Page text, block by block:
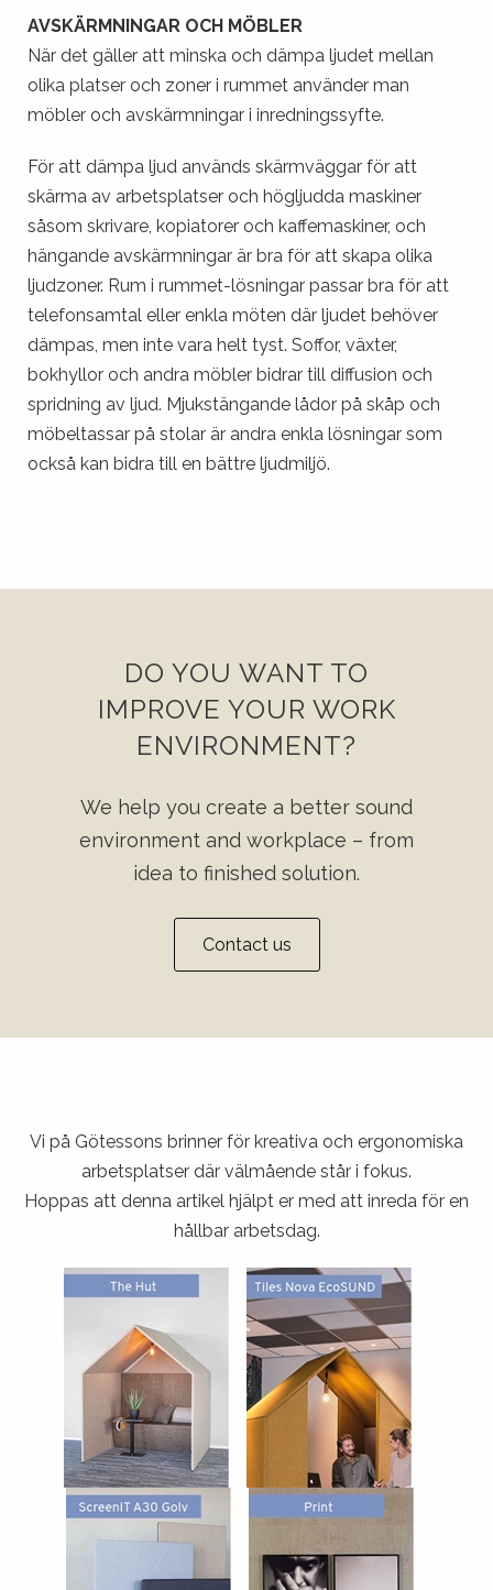
AVSKÄRMNINGAR OCH MÖBLER
När det gäller att minska och dämpa ljudet mellan
olika platser och zoner i rummet använder man
möbler och avskärmningar i inredningssyfte.
För att dämpa ljud används skärmväggar för att
skärma av arbetsplatser och högljudda maskiner
såsom skrivare, kopiatorer och kaffemaskiner, och
hängande avskärmningar är bra för att skapa olika
ljudzoner. Rum i rummet-lösningar passar bra för att
telefonsamtal eller enkla möten där ljudet behöver
dämpas, men inte vara helt tyst. Soffor, växter,
bokhyllor och andra möbler bidrar till diffusion och
spridning av ljud. Mjukstängande lådor på skåp och
möbeltassar på stolar är andra enkla lösningar som
också kan bidra till en bättre ljudmiljö.
DO YOU WANT TO
IMPROVE YOUR WORK
ENVIRONMENT?
We help you create a better sound
environment and workplace – from
idea to finished solution.
Contact us
Vi på Götessons brinner för kreativa och ergonomiska
arbetsplatser där välmående står i fokus.
Hoppas att denna artikel hjälpt er med att inreda för en
hållbar arbetsdag.